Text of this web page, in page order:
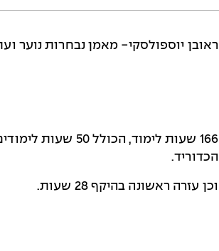
ראובן יוספולסקי- מאמן נבחרות נוער
166
הכדוריד.
וכן עזרה ראשונה בהיקף 28 שעות.